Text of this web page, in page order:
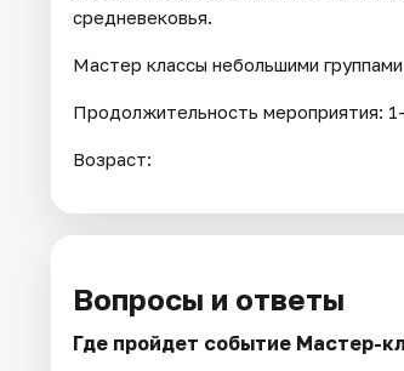
средневековья.
Мастер классы небольшими
Продолжительность мероприятия:
Возраст:
Вопросы и ответы
Где пройдет событие Мастер-